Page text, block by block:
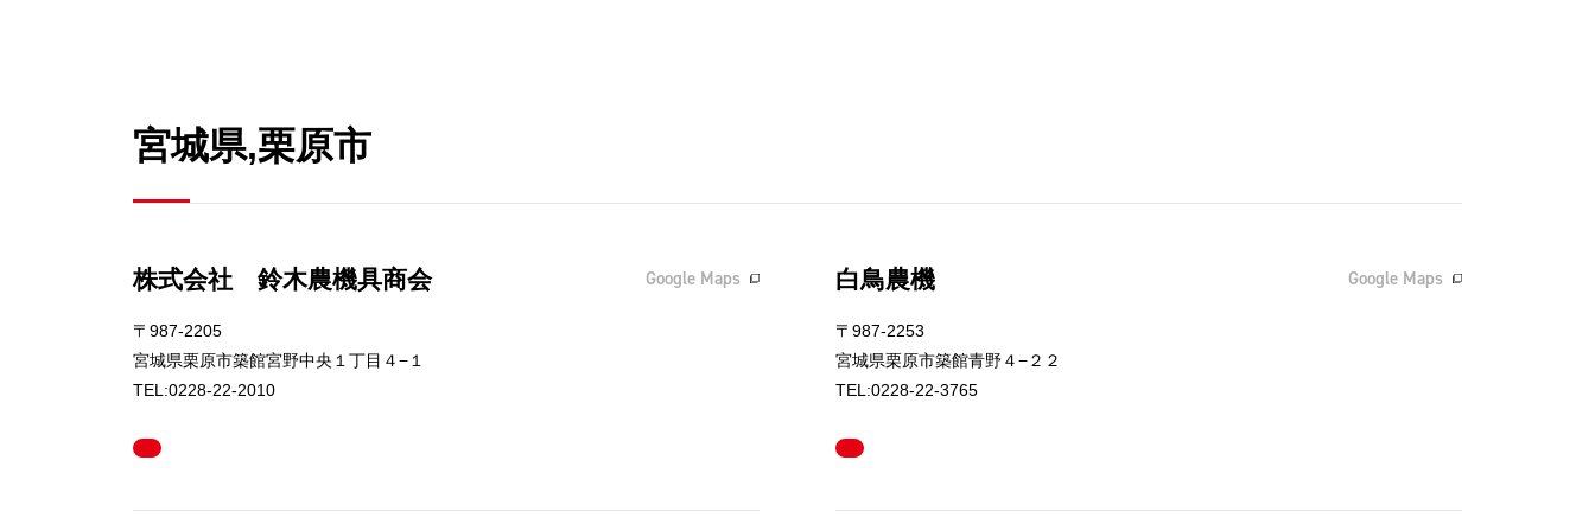
宮城県,栗原市
株式会社 鈴木農機具商会 Google Maps
〒987-2205
宮城県栗原市築館宮野中央１丁目４−１
TEL:0228-22-2010
白鳥農機 Google Maps
〒987-2253
宮城県栗原市築館青野４−２２
TEL:0228-22-3765